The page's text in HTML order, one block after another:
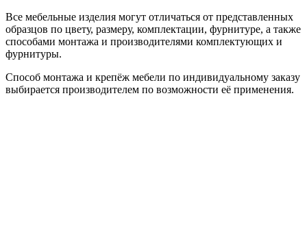
Все мебельные изделия могут отличаться от представленных
образцов по цвету, размеру, комплектации, фурнитуре, а также
способами монтажа и производителями комплектующих и
фурнитуры.
Способ монтажа и крепёж мебели по индивидуальному заказу
выбирается производителем по возможности её применения.